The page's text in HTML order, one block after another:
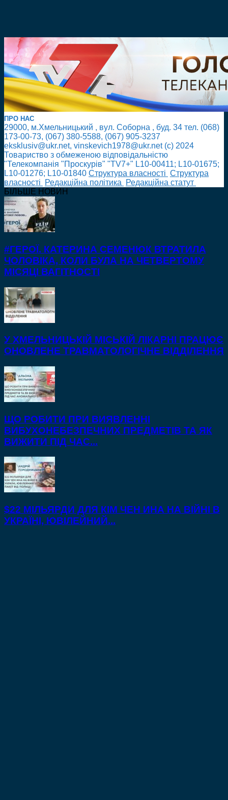
ПРО НАС
29000, м.Хмельницький , вул. Соборна , буд. 34 тел. (068)
173-00-73, (067) 380-5588, (067) 905-3237
eksklusiv@ukr.net, vinskevich1978@ukr.net (с) 2024
Товариство з обмеженою відповідальністю
"Телекомпанія "Проскурів" "TV7+" L10-00411; L10-01675;
L10-01276; L10-01840 Cтруктура власності Cтруктура
власності
Редакційна політика
Редакційна статут
БІЛЬШЕ НОВИН
#ГЕРОЇ. КАТЕРИНА СЕМЕНЮК ВТРАТИЛА
ЧОЛОВІКА, КОЛИ БУЛА НА ЧЕТВЕРТОМУ
МІСЯЦІ ВАГІТНОСТІ
У ХМЕЛЬНИЦЬКІЙ МІСЬКІЙ ЛІКАРНІ ПРАЦЮЄ
ОНОВЛЕНЕ ТРАВМАТОЛОГІЧНЕ ВІДДІЛЕННЯ
ЩО РОБИТИ ПРИ ВИЯВЛЕННІ
ВИБУХОНЕБЕЗПЕЧНИХ ПРЕДМЕТІВ ТА ЯК
ВИЖИТИ ПІД ЧАС...
$22 МІЛЬЯРДИ ДЛЯ КІМ ЧЕН ИНА НА ВІЙНІ В
УКРАЇНІ, ЮВІЛЕЙНИЙ...